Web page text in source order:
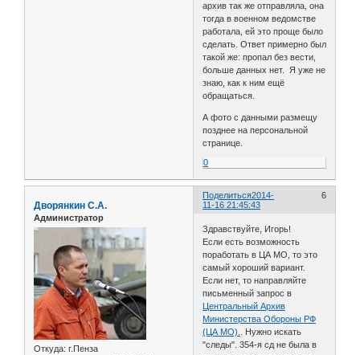
архив так же отправляла, она
тогда в военном ведомстве
работала, ей это проще было
сделать. Ответ примерно был
такой же: пропал без вести,
больше данных нет. Я уже не
знаю, как к ним ещё
обращаться.
А фото с данными размещу
позднее на персональной
странице.
0
Поделиться 6
2014-
11-16 21:45:43
Дворянкин С.А.
Администратор
Откуда: г.Пенза
Здравствуйте, Игорь!
Если есть возможность
поработать в ЦА МО, то это
самый хороший вариант.
Если нет, то направляйте
письменный запрос в
Центральный Архив
Министерства Обороны РФ
(ЦА МО).
. Нужно искать
"следы". 354-я сд не была в